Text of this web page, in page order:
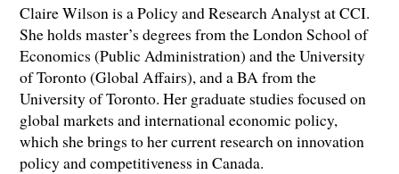
Claire Wilson is a Policy and Research Analyst at CCI.
She holds master’s degrees from the London School of
Economics (Public Administration) and the University
of Toronto (Global Affairs), and a BA from the
University of Toronto. Her graduate studies focused on
global markets and international economic policy,
which she brings to her current research on innovation
policy and competitiveness in Canada.